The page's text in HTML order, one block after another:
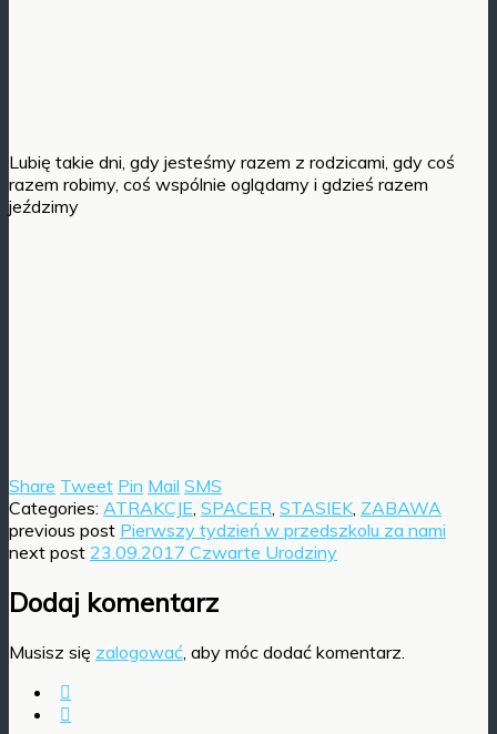
Lubię takie dni, gdy jesteśmy razem z rodzicami, gdy coś
razem robimy, coś wspólnie oglądamy i gdzieś razem
jeździmy
Share Tweet Pin Mail SMS
Categories: ATRAKCJE SPACER STASIEK ZABAWA
previous post Pierwszy tydzień w przedszkolu za nami
next post 23.09.2017 Czwarte Urodziny
Dodaj komentarz
Musisz się zalogować , aby móc dodać komentarz.